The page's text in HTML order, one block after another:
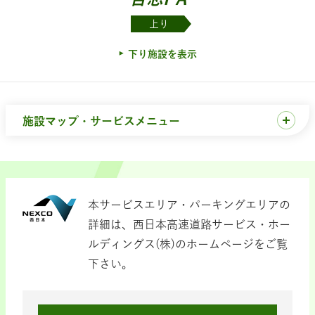
上り
下り施設を表示
施設マップ・サービスメニュー
本サービスエリア・パーキングエリアの
詳細は、西日本高速道路サービス・ホー
ルディングス(株)のホームページをご覧
下さい。